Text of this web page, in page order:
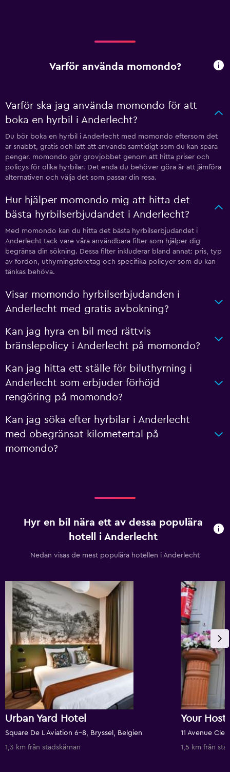
Varför använda momondo?
Varför ska jag använda momondo för att
boka en hyrbil i Anderlecht?
Du bör boka en hyrbil i Anderlecht med momondo eftersom det
är snabbt, gratis och lätt att använda samtidigt som du kan spara
pengar. momondo gör grovjobbet genom att hitta priser och
policys för olika hyrbilar. Det enda du behöver göra är att jämföra
alternativen och välja det som passar din resa.
Hur hjälper momondo mig att hitta det
bästa hyrbilserbjudandet i Anderlecht?
Med momondo kan du hitta det bästa hyrbilserbjudandet i
Anderlecht tack vare våra användbara filter som hjälper dig
begränsa din sökning. Dessa filter inkluderar bland annat: pris, typ
av fordon, uthyrningsföretag och specifika policyer som du kan
tänkas behöva.
Visar momondo hyrbilserbjudanden i
Anderlecht med gratis avbokning?
Kan jag hyra en bil med rättvis
bränslepolicy i Anderlecht på momondo?
Kan jag hitta ett ställe för biluthyrning i
Anderlecht som erbjuder förhöjd
rengöring på momondo?
Kan jag söka efter hyrbilar i Anderlecht
med obegränsat kilometertal på
momondo?
Hyr en bil nära ett av dessa populära
hotell i Anderlecht
Nedan visas de mest populära hotellen i Anderlecht
Urban Yard Hotel
Square De L Aviation 6-8, Bryssel, Belgien
1,3 km från stadskärnan
Your
11 Avenue
1,5 km från